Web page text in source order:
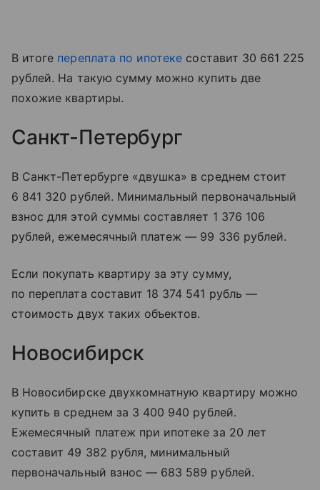
В итоге переплата по ипотеке составит 30 661 225
рублей. На такую сумму можно купить две
похожие квартиры.
Санкт-Петербург
В Санкт-Петербурге «двушка» в среднем стоит
6 841 320 рублей. Минимальный первоначальный
взнос для этой суммы составляет 1 376 106
рублей, ежемесячный платеж — 99 336 рублей.
Если покупать квартиру за эту сумму,
по переплата составит 18 374 541 рубль —
стоимость двух таких объектов.
Новосибирск
В Новосибирске двухкомнатную квартиру можно
купить в среднем за 3 400 940 рублей.
Ежемесячный платеж при ипотеке за 20 лет
составит 49 382 рубля, минимальный
первоначальный взнос — 683 589 рублей.